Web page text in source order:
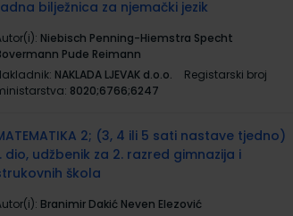
bilježnica za njemački jezik
Niebisch Penning-Hiemstra Specht
Pude Reimann
NAKLADA LJEVAK d.o.o.
Registarski broj
8020;6766;6247
2; (3, 4 ili 5 sati nastave tjedno)
dio, udžbenik za 2. razred gimnazija i
škola
Branimir Dakić Neven Elezović